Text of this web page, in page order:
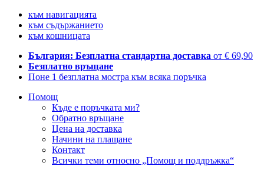
към навигацията
към съдържанието
към кошницата
България: Безплатна стандартна доставка от € 69,90
Безплатно връщане
Поне 1 безплатна мостра към всяка поръчка
Помощ
Къде е поръчката ми?
Обратно връщане
Цена на доставка
Начини на плащане
Контакт
Всички теми относно „Помощ и поддръжка“